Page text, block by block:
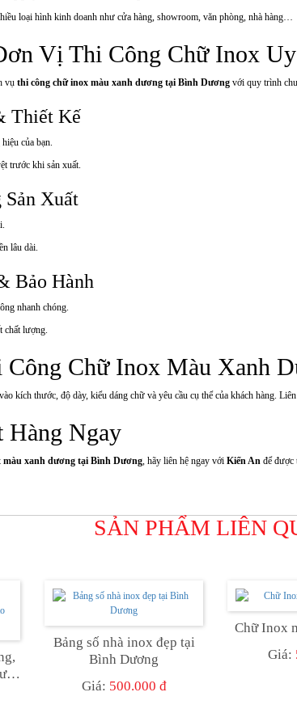
loại hình kinh doanh như cửa hàng, showroom, văn phòng, nhà hàng…
Vị Thi Công Chữ Inox
vụ thi công chữ inox màu xanh dương tại Bình Dương với quy trình
Thiết Kế
của bạn.
trước khi sản xuất.
Xuất
lâu dài.
Bảo Hành
nhanh chóng.
chất lượng.
Công Chữ Inox Màu Xanh
kích thước, độ dày, kiểu dáng chữ và yêu cầu cụ thể của khách hàng.
Hàng Ngay
màu xanh dương tại Bình Dương , hãy liên hệ ngay với Kiến An để được
SẢN PHẨM LIÊN
Bảng số nhà inox đẹp tại
Bình Dương
Giá: 500.000 đ
Chữ Inox
Giá: